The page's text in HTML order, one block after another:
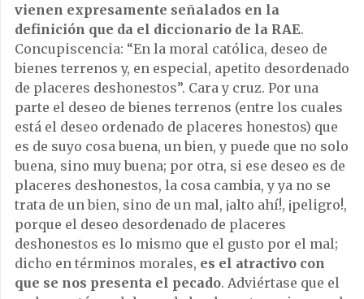
vienen expresamente señalados en la
definición que da el diccionario de la RAE.
Concupiscencia: “En la moral católica, deseo de
bienes terrenos y, en especial, apetito desordenado
de placeres deshonestos”. Cara y cruz. Por una
parte el deseo de bienes terrenos (entre los cuales
está el deseo ordenado de placeres honestos) que
es de suyo cosa buena, un bien, y puede que no solo
buena, sino muy buena; por otra, si ese deseo es de
placeres deshonestos, la cosa cambia, y ya no se
trata de un bien, sino de un mal, ¡alto ahí!, ¡peligro!,
porque el deseo desordenado de placeres
deshonestos es lo mismo que el gusto por el mal;
dicho en términos morales, es el atractivo con
que se nos presenta el pecado. Adviértase que el